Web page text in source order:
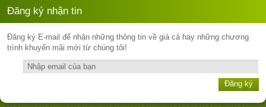
Đăng ký nhận tin
Đăng ký E-mail để nhận những thông tin về giá cả hay những chương
trình khuyến mãi mới từ chúng tôi!
Đăng ký